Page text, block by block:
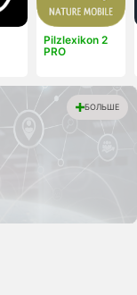
Pilzlexikon 2
PRO
БОЛЬШЕ